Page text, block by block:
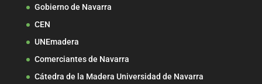
Gobierno de Navarra
CEN
UNEmadera
Comerciantes de Navarra
Cátedra de la Madera Universidad de Navarra